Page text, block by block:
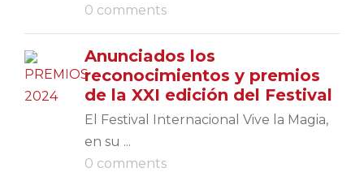
0 comments
Anunciados los
reconocimientos y premios
de la XXI edición del Festival
El Festival Internacional Vive la Magia,
en su ...
0 comments